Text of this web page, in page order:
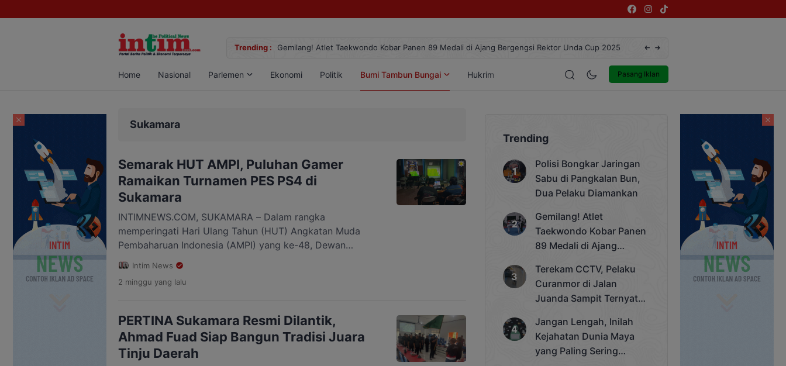
Trending :
Sabu di Pangkalan Bun, Dua Pelaku Diamankan Gemilang! Atlet Taekwondo Kobar Panen 89 Medali di Ajang Bergengsi Rektor Unda Cup 2025 Terekam CCTV, Pelaku Curanmor di
Pasang Iklan
Home Nasional Parlemen Ekonomi Politik Bumi Tambun Bungai Hukrim Entertainment
Sukamara
Semarak HUT AMPI, Puluhan Gamer
Ramaikan Turnamen PES PS4 di
Sukamara
INTIMNEWS.COM, SUKAMARA – Dalam rangka
memperingati Hari Ulang Tahun (HUT) Angkatan Muda
Pembaharuan Indonesia (AMPI) yang ke-48, Dewan
Pimpinan Daerah (DPD) AMPI Kabupaten Sukamara
menggelar turnamen e-sport PES PS4 2vs2 yang
bertempat di Halaman Sekretariat DPD KNPI Sukamara.
kolaborasi strategis antara DPD AMPI Sukamara bersama
Komite Nasional Pemuda […]
Intim News
2 minggu yang lalu
PERTINA Sukamara Resmi Dilantik,
Ahmad Fuad Siap Bangun Tradisi Juara
Tinju Daerah
Trending
Polisi Bongkar Jaringan
Sabu di Pangkalan Bun,
Dua Pelaku Diamankan
Gemilang! Atlet
Taekwondo Kobar Panen
89 Medali di Ajang
Cup 2025
Terekam CCTV, Pelaku
Curanmor di Jalan
Juanda Sampit Ternyata
Jangan Lengah, Inilah
Kejahatan Dunia Maya
yang Paling Sering